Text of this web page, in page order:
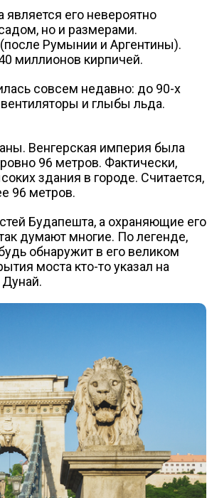
его невероятно
но и размерами.
Румынии и Аргентины).
миллионов кирпичей.
совсем недавно: до 90-х
и глыбы льда.
Венгерская империя была
96 метров. Фактически,
здания в городе. Считается,
96 метров.
Будапешта, а охраняющие его
думают многие. По легенде,
обнаружит в его великом
моста кто-то указал на
Дунай.